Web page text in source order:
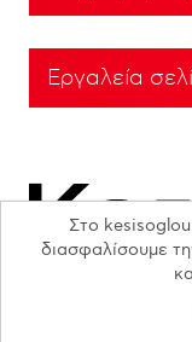
Εργαλεία
Στο
διασφαλίσουμε